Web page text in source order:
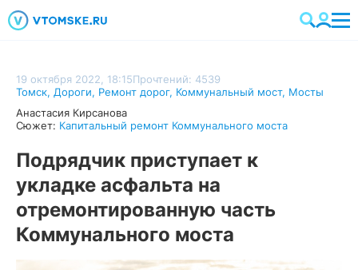
19 октября 2022, 18:15Прочтений: 4539
Томск, Дороги, Ремонт дорог, Коммунальный мост, Мосты
Анастасия Кирсанова
Сюжет: Капитальный ремонт Коммунального моста
Подрядчик приступает к
укладке асфальта на
отремонтированную часть
Коммунального моста